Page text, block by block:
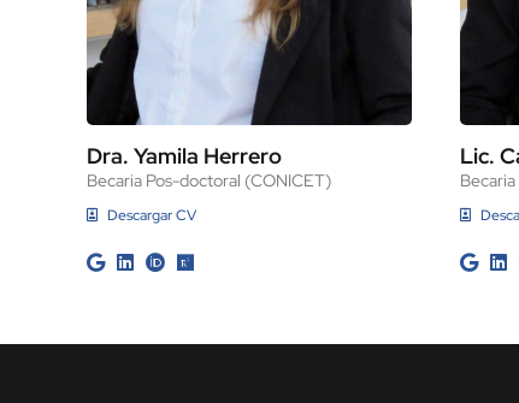
Dra. Yamila Herrero
Becaria Pos-doctoral (CONICET)
Descargar CV
Lic.